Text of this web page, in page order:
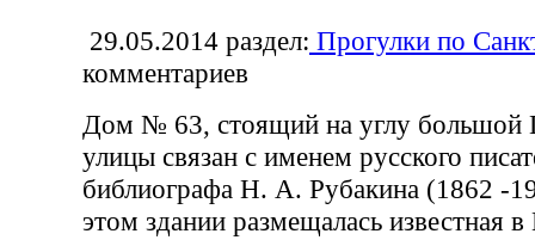
29.05.2014 раздел: Прогулки по
комментариев
Дом № 63, стоящий на углу большой
улицы связан с именем русского
библиографа Н. А. Рубакина (1862 -
этом здании размещалась известная в